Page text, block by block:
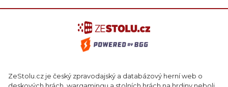
ZeStolu.cz je český zpravodajský a databázový herní web o